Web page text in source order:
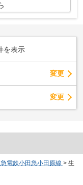
を表示
変更
変更
電鉄小田急小田原線 > 生